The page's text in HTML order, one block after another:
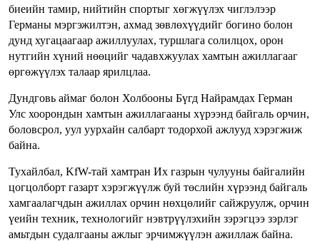
биеийн тамир, нийтийн спортыг хөгжүүлэх чиглэлээр
Германы мэргэжилтэн, ахмад зөвлөхүүдийг богино болон
дунд хугацаагаар ажиллуулах, туршлага солилцох, орон
нутгийн хүний нөөцийг чадавхжуулах хамтын ажиллагааг
өргөжүүлэх талаар ярилцлаа.
Дундговь аймаг болон Холбооны Бүгд Найрамдах Герман
Улс хоорондын хамтын ажиллагааны хүрээнд байгаль орчин,
боловсрол, уул уурхайн салбарт тодорхой ажлууд хэрэгжиж
байна.
Тухайлбал, KfW-тай хамтран Их газрын чулууны байгалийн
цогцолборт газарт хэрэгжүүлж буй төслийн хүрээнд байгаль
хамгаалагчдын ажиллах орчин нөхцөлийг сайжруулж, орчин
үеийн техник, технологийг нэвтрүүлэхийн зэрэгцээ зэрлэг
амьтдын судалгааны ажлыг эрчимжүүлэн ажиллаж байна.